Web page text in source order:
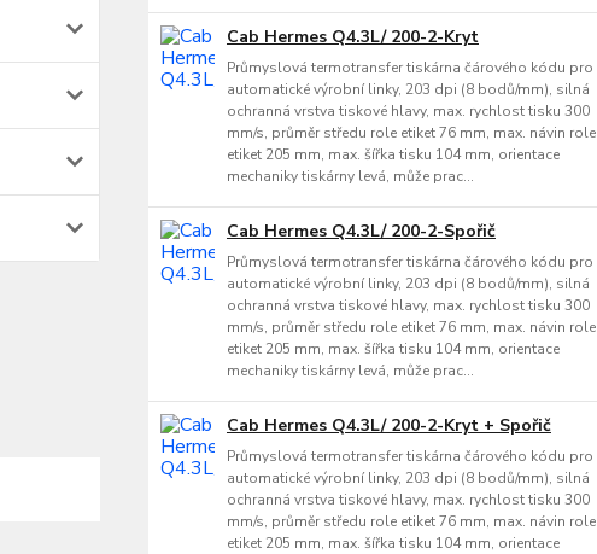
Cab Hermes Q4.3L/ 200-2-Kryt
Průmyslová termotransfer tiskárna čárového kódu pro
automatické výrobní linky, 203 dpi (8 bodů/mm), silná
ochranná vrstva tiskové hlavy, max. rychlost tisku 300
mm/s, průměr středu role etiket 76 mm, max. návin role
etiket 205 mm, max. šířka tisku 104 mm, orientace
mechaniky tiskárny levá, může prac...
Cab Hermes Q4.3L/ 200-2-Spořič
Průmyslová termotransfer tiskárna čárového kódu pro
automatické výrobní linky, 203 dpi (8 bodů/mm), silná
ochranná vrstva tiskové hlavy, max. rychlost tisku 300
mm/s, průměr středu role etiket 76 mm, max. návin role
etiket 205 mm, max. šířka tisku 104 mm, orientace
mechaniky tiskárny levá, může prac...
Cab Hermes Q4.3L/ 200-2-Kryt + Spořič
Průmyslová termotransfer tiskárna čárového kódu pro
automatické výrobní linky, 203 dpi (8 bodů/mm), silná
ochranná vrstva tiskové hlavy, max. rychlost tisku 300
mm/s, průměr středu role etiket 76 mm, max. návin role
etiket 205 mm, max. šířka tisku 104 mm, orientace